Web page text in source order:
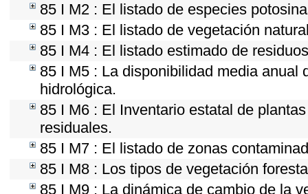
85 I M2 : El listado de especies
85 I M3 : El listado de vegetación
85 I M4 : El listado estimado de
85 I M5 : La disponibilidad media anual
hidrológica.
85 I M6 : El Inventario estatal de
residuales.
85 I M7 : El listado de zonas
85 I M8 : Los tipos de vegetación
85 I M9 : La dinámica de cambio de la